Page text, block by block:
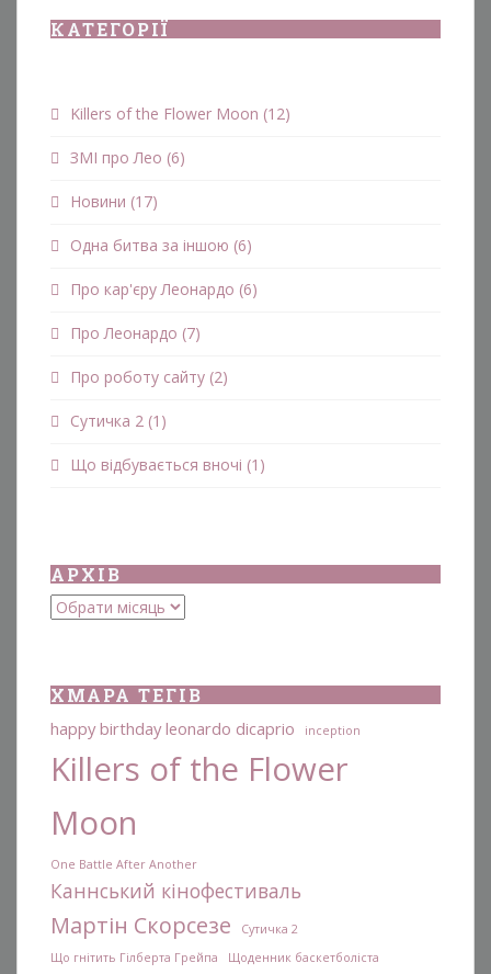
КАТЕГОРІЇ
Killers of the Flower Moon (12)
ЗМІ про Лео (6)
Новини (17)
Одна битва за іншою (6)
Про кар'єру Леонардо (6)
Про Леонардо (7)
Про роботу сайту (2)
Сутичка 2 (1)
Що відбувається вночі (1)
АРХІВ
Архіви
ХМАРА ТЕГІВ
happy birthday leonardo dicaprio inception
Killers of the Flower
Moon
One Battle After Another
Каннський кінофестиваль
Мартін Скорсезе
Сутичка 2
Що гнітить Гілберта Грейпа
Щоденник баскетболіста